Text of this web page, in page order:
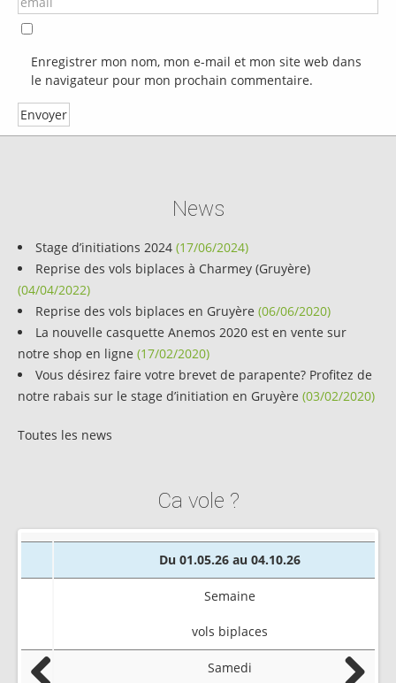
Enregistrer mon nom, mon e-mail et mon site web dans
le navigateur pour mon prochain commentaire.
News
Stage d’initiations 2024 (17/06/2024)
Reprise des vols biplaces à Charmey (Gruyère)
(04/04/2022)
Reprise des vols biplaces en Gruyère (06/06/2020)
La nouvelle casquette Anemos 2020 est en vente sur
notre shop en ligne (17/02/2020)
Vous désirez faire votre brevet de parapente? Profitez de
notre rabais sur le stage d’initiation en Gruyère (03/02/2020)
Toutes les news
Ca vole ?
Du 01.05.26 au 04.10.26
Semaine
vols biplaces
Samedi